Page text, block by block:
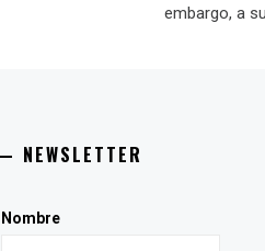
embargo, a
NEWSLETTER
Nombre